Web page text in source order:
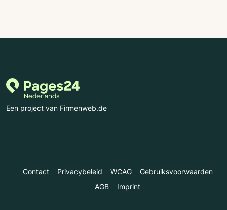
Een project van Firmenweb.de
Contact Privacybeleid WCAG
Gebruiksvoorwaarden
AGB
Imprint